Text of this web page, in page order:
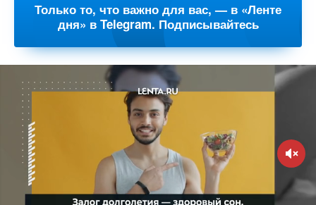
Только то, что важно для вас, — в «Ленте
дня» в Telegram. Подписывайтесь